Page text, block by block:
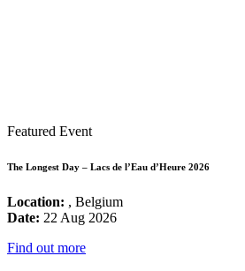
Featured Event
The Longest Day – Lacs de l’Eau d’Heure 2026
Location: , Belgium
Date: 22 Aug 2026
Find out more